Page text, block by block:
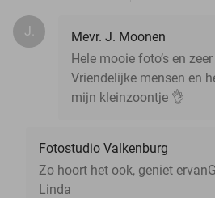
J.
Mevr. J. Moonen
Hele mooie foto’s en
Vriendelijke mensen en
mijn kleinzoontje 👌
Fotostudio Valkenburg
Zo hoort het ook, geniet
Linda